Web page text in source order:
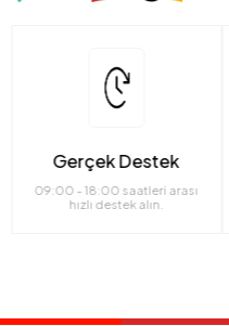
Gerçek Destek
09:00 - 18:00 saatleri arası
hızlı destek alın.